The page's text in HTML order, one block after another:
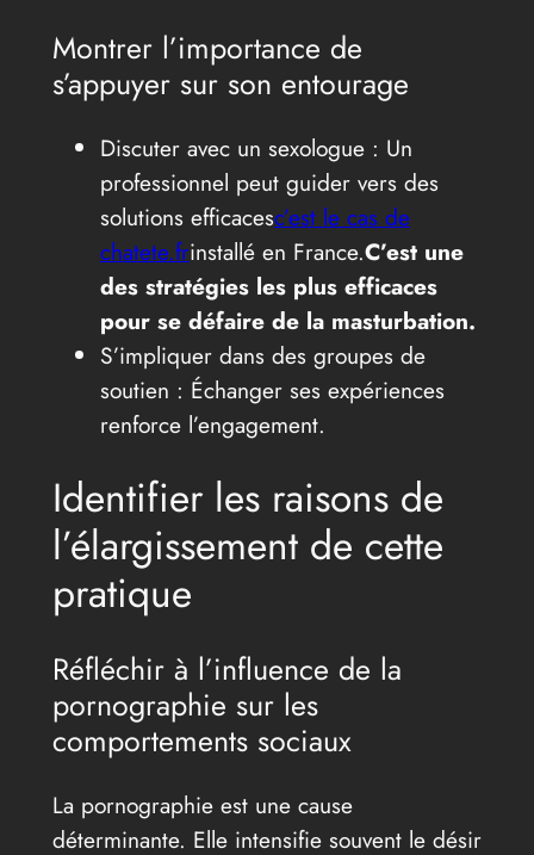
Montrer l’importance de
s’appuyer sur son entourage
Discuter avec un sexologue : Un
professionnel peut guider vers des
solutions efficacesc’est le cas de
chatete.frinstallé en France.C’est une
des stratégies les plus efficaces
pour se défaire de la masturbation.
S’impliquer dans des groupes de
soutien : Échanger ses expériences
renforce l’engagement.
Identifier les raisons de
l’élargissement de cette
pratique
Réfléchir à l’influence de la
pornographie sur les
comportements sociaux
La pornographie est une cause
déterminante. Elle intensifie souvent le désir